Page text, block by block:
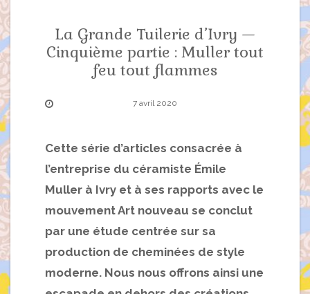
La Grande Tuilerie d’Ivry —
Cinquième partie : Muller tout
feu tout flammes
7 avril 2020
Cette série d’articles consacrée à
l’entreprise du céramiste Émile
Muller à Ivry et à ses rapports avec le
mouvement Art nouveau se conclut
par une étude centrée sur sa
production de cheminées de style
moderne. Nous nous offrons ainsi une